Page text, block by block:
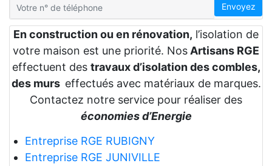
Envoyez
En construction ou en rénovation, l’isolation de
votre maison est une priorité. Nos Artisans RGE
effectuent des travaux d’isolation des combles,
des murs effectués avec matériaux de marques.
Contactez notre service pour réaliser des
économies d’Energie
Entreprise RGE RUBIGNY
Entreprise RGE JUNIVILLE